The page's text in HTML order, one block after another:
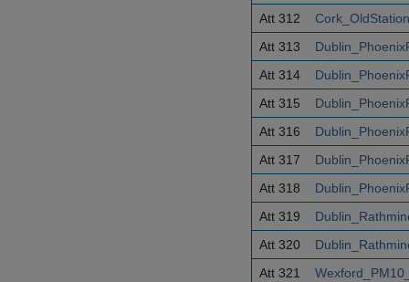
Att 312
Att 313
Att 314
Att 315
Att 316
Att 317
Att 318
Att 319
Att 320
Att 321